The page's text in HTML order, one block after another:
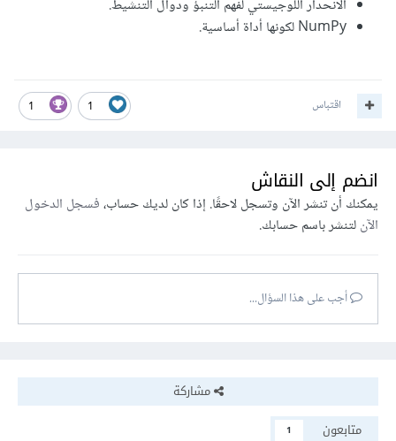
الانحدار اللوجيستي لفهم التنبؤ ودوال التنشيط.
NumPy لكونها أداة أساسية.
1
1 اقتباس
انضم إلى النقاش
يمكنك أن تنشر الآن وتسجل لاحقًا. إذا كان لديك حساب،فسجل الدخول
الآنلتنشر باسم حسابك.
أجب على هذا السؤال...
مشاركة
متابعون
1